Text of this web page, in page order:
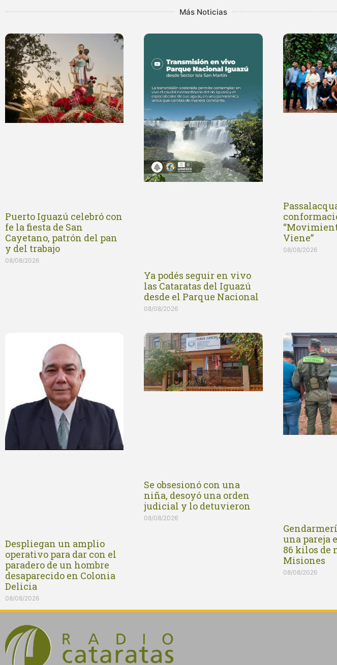
Más Noticias
Puerto Iguazú celebró con
fe la fiesta de San
Cayetano, patrón del pan
y del trabajo
08/08/2026
Ya podés seguir en vivo
las Cataratas del Iguazú
desde el Parque Nacional
08/08/2026
Viene”
08/08/2026
Despliegan un amplio
operativo para dar con el
paradero de un hombre
desaparecido en Colonia
Delicia
08/08/2026
Se obsesionó con una
niña, desoyó una orden
judicial y lo detuvieron
08/08/2026
una pareja
86 kilos de
Misiones
08/08/2026